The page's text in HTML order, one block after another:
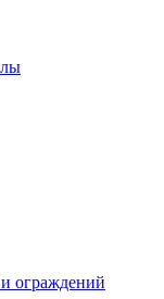
ограждений